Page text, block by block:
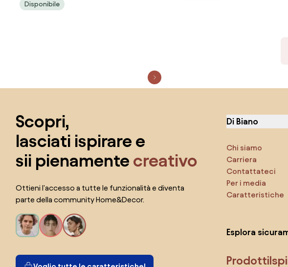
Disponibile
Scopri,
lasciati ispirare e
sii pienamente creativo
Ottieni l'accesso a tutte le funzionalità e diventa
parte della community Home&Decor.
Di Biano
Chi siamo
Carriera
Contattateci
Per i media
Caratteristiche
Esplora
Prodotti